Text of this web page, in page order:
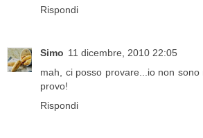
Rispondi
Simo 11 dicembre, 2010 22:05
mah, ci posso provare...io non
provo!
Rispondi